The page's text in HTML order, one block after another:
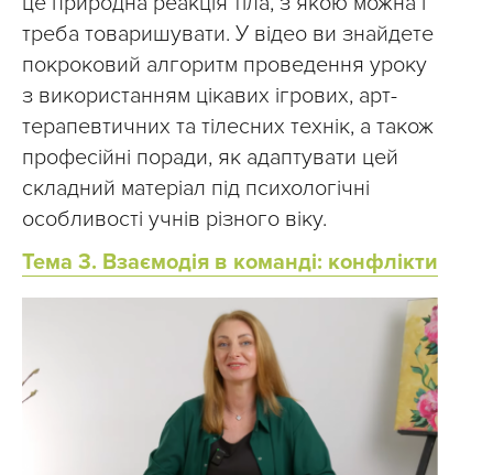
треба товаришувати. У відео ви знайдете
покроковий алгоритм проведення уроку
з використанням цікавих ігрових, арт-
терапевтичних та тілесних технік, а також
професійні поради, як адаптувати цей
складний матеріал під психологічні
особливості учнів різного віку.
Тема 3. Взаємодія в команді: конфлікти